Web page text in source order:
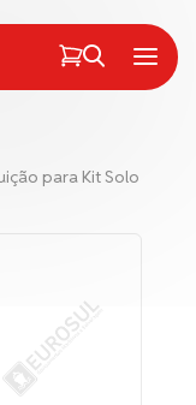
Menu
para Kit Solo